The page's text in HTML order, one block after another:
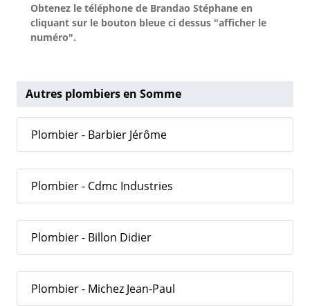
Obtenez le téléphone de Brandao Stéphane en
cliquant sur le bouton bleue ci dessus "afficher le
numéro".
Autres plombiers en Somme
Plombier - Barbier Jérôme
Plombier - Cdmc Industries
Plombier - Billon Didier
Plombier - Michez Jean-Paul